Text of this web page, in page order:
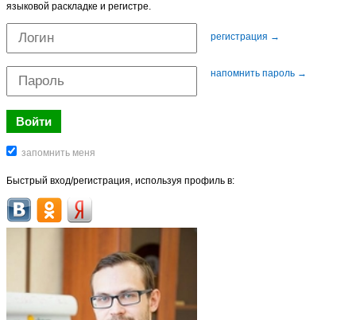
языковой раскладке и регистре.
регистрация →
напомнить пароль →
Быстрый вход/регистрация, используя профиль в: